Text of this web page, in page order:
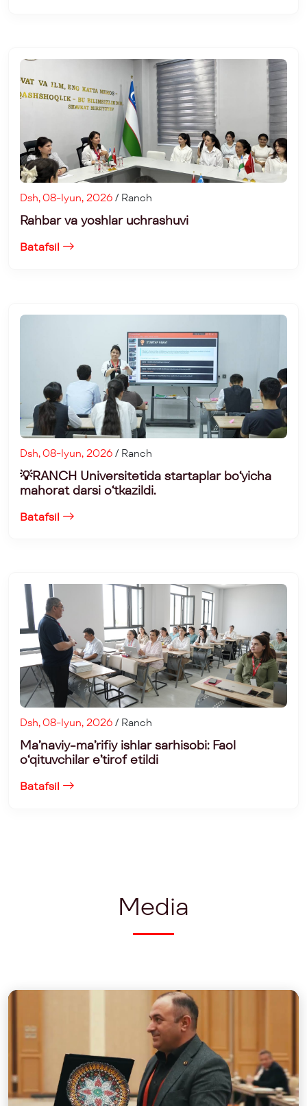
Dsh, 08-Iyun, 2026 / Ranch
Rahbar va yoshlar uchrashuvi
Batafsil
Dsh, 08-Iyun, 2026 / Ranch
💡RANCH Universitetida startaplar boʻyicha
mahorat darsi oʻtkazildi.
Batafsil
Dsh, 08-Iyun, 2026 / Ranch
Ma’naviy-ma’rifiy ishlar sarhisobi: Faol
o‘qituvchilar e’tirof etildi
Batafsil
Media